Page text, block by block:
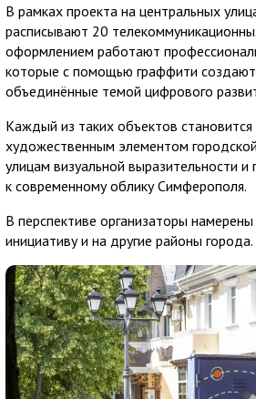
В рамках проекта на центральных
расписывают 20
оформлением работают
которые с помощью граффити создают
объединённые темой цифрового
Каждый из таких объектов
художественным элементом
улицам визуальной выразительности
к современному облику Симферополя.
В перспективе организаторы
инициативу и на другие районы города.